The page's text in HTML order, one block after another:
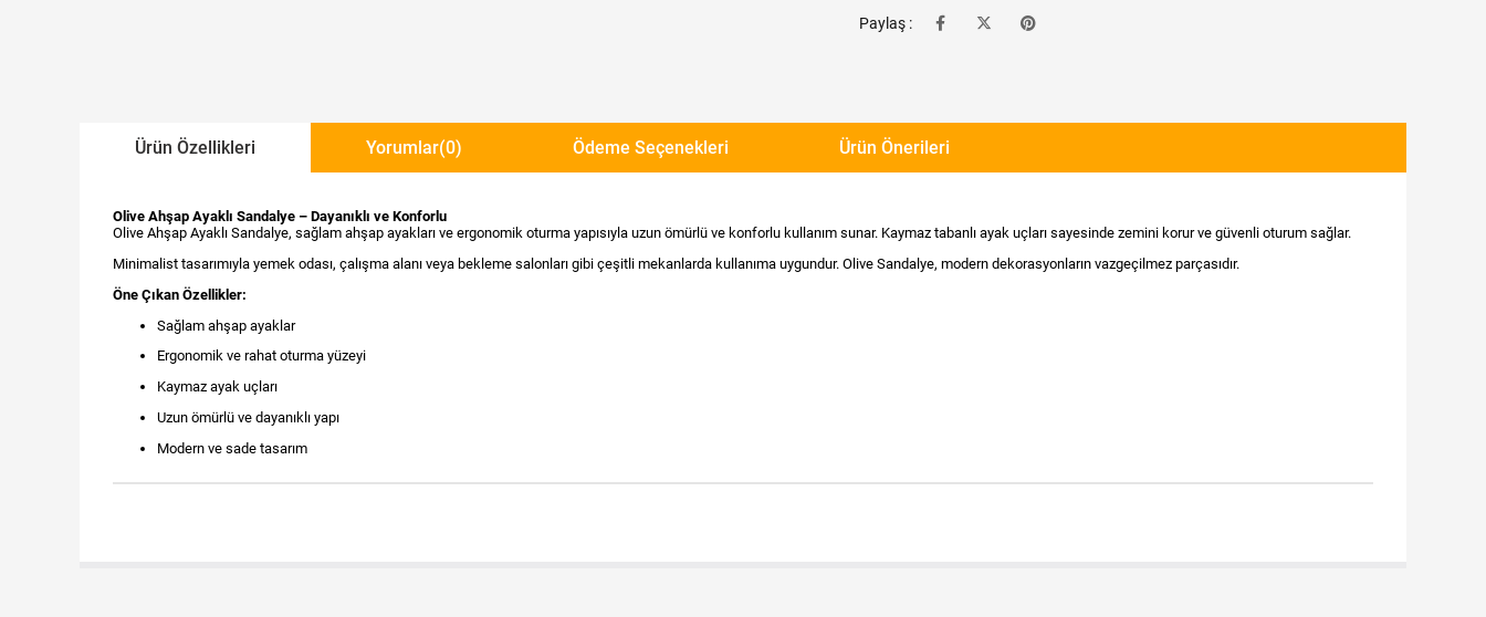
Paylaş :
Ürün Özellikleri Yorumlar(0) Ödeme Seçenekleri Ürün Önerileri
Olive Ahşap Ayaklı Sandalye – Dayanıklı ve Konforlu
Olive Ahşap Ayaklı Sandalye, sağlam ahşap ayakları ve ergonomik oturma yapısıyla uzun ömürlü ve konforlu kullanım sunar. Kaymaz tabanlı ayak uçları sayesinde zemini korur ve güvenli oturum sağlar.
Minimalist tasarımıyla yemek odası, çalışma alanı veya bekleme salonları gibi çeşitli mekanlarda kullanıma uygundur. Olive Sandalye, modern dekorasyonların vazgeçilmez parçasıdır.
Öne Çıkan Özellikler:
Sağlam ahşap ayaklar
Ergonomik ve rahat oturma yüzeyi
Kaymaz ayak uçları
Uzun ömürlü ve dayanıklı yapı
Modern ve sade tasarım